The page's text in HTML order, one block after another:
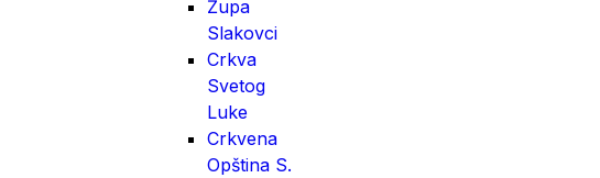
Župa
Slakovci
Crkva
Svetog
Luke
Crkvena
Opština S.